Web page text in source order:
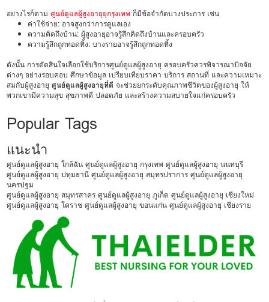
อย่างไรก็ตามศูนย์ดูแลผู้สูงอายุยุกรุงเทพ ก็มีข้อจำกัดบางประการ เช่น
ค่าใช้จ่าย: อาจสูงกว่าการดูแลเอง
ความคิดถึงบ้าน: ผู้สูงอายุอาจรู้สึกคิดถึงบ้านและครอบครัว
ความรู้สึกถูกทอดทิ้ง: บางรายอาจรู้สึกถูกทอดทิ้ง
ดังนั้น การตัดสินใจเลือกใช้บริการศูนย์ดูแลผู้สูงอายุ ครอบครัวควรพิจารณาปัจจัย
ต่างๆ อย่างรอบคอบ ศึกษาข้อมูล เปรียบเทียบราคา บริการ สถานที่ และความเหมาะ
สมกับผู้สูงอายุศูนย์ดูแลผู้สูงอายุที่ดี จะช่วยยกระดับคุณภาพชีวิตของผู้สูงอายุ ให้
พวกเขามีความสุข สุขภาพดี ปลอดภัย และสร้างความสบายใจแก่ครอบครัว
Popular Tags
แนะนำ
ศูนย์ดูแลผู้สูงอายุ ใกล้ฉัน ศูนย์ดูแลผู้สูงอายุ กรุงเทพ ศูนย์ดูแลผู้สูงอายุ นนทบุรี
ศูนย์ดูแลผู้สูงอายุ ปทุมธานี ศูนย์ดูแลผู้สูงอายุ สมุทรปราการ ศูนย์ดูแลผู้สูงอายุ
นครปฐม
ศูนย์ดูแลผู้สูงอายุ สมุทรสาคร ศูนย์ดูแลผู้สูงอายุ ภูเก็ต ศูนย์ดูแลผู้สูงอายุ เชียงใหม่
ศูนย์ดูแลผู้สูงอายุ โคราช ศูนย์ดูแลผู้สูงอายุ ขอนแก่น ศูนย์ดูแลผู้สูงอายุ เชียงราย